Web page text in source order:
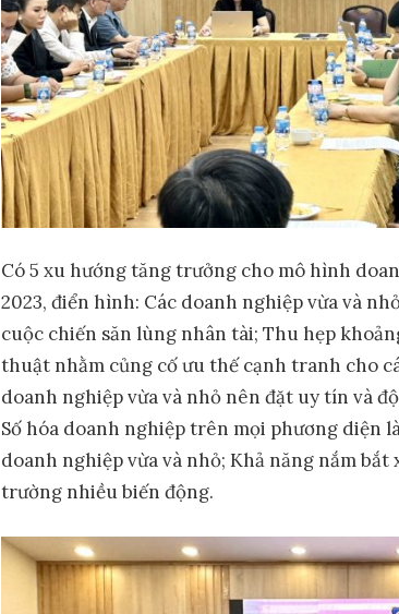
Có 5 xu hướng tăng trưởng cho mô hình
2023, điển hình: Các doanh nghiệp vừa và
cuộc chiến săn lùng nhân tài; Thu hẹp
thuật nhằm củng cố ưu thế cạnh tranh cho
doanh nghiệp vừa và nhỏ nên đặt uy tín và
Số hóa doanh nghiệp trên mọi phương diện
doanh nghiệp vừa và nhỏ; Khả năng nắm
trường nhiều biến động.